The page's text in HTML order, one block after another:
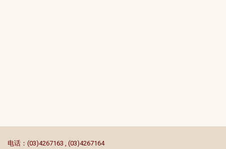
电话：(03)4267163 , (03)4267164